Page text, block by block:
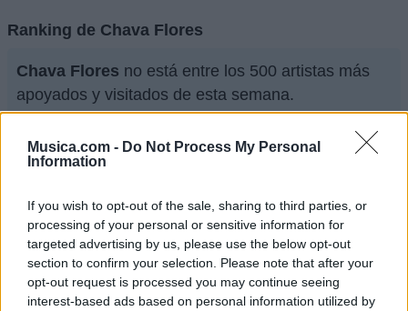
Musica.com - Do Not Process My Personal
Information
If you wish to opt-out of the sale, sharing to third parties, or
processing of your personal or sensitive information for
targeted advertising by us, please use the below opt-out
section to confirm your selection. Please note that after your
opt-out request is processed you may continue seeing
interest-based ads based on personal information utilized by
Ranking de Chava Flores
Chava Flores no está entre los 500 artistas más
apoyados y visitados de esta semana.
61
Ranking de Chava Flores TOP Música